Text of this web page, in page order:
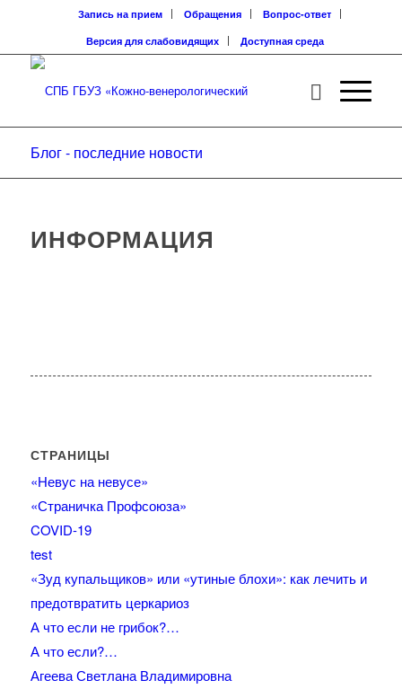
Запись на прием Обращения
Вопрос-ответ
Версия для слабовидящих
Доступная среда
Блог - последние новости
ИНФОРМАЦИЯ
СТРАНИЦЫ
«Невус на невусе»
«Страничка Профсоюза»
COVID-19
test
«Зуд купальщиков» или «утиные блохи»: как лечить и
предотвратить церкариоз
А что если не грибок?…
А что если?…
Агеева Светлана Владимировна